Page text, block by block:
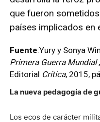
que fueron
países implicados en
Fuente:Yury y Sonya
Primera Guerra Mundial
Editorial Crítica, 2015,
La nueva pedagogía de
Los ecos de carácter